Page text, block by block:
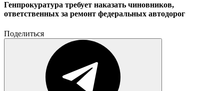
Генпрокуратура требует наказать чиновников,
ответственных за ремонт федеральных автодорог
Поделиться